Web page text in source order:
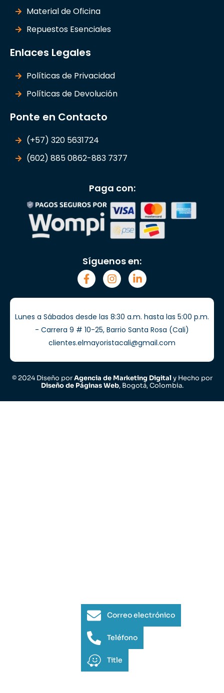
Material de Oficina
Repuestos Esenciales
Enlaces Legales
Políticas de Privacidad
Políticas de Devolución
Ponte en Contacto
(+57) 320 5631724
(602) 885 0862-883 7377
Paga con:
Síguenos en:
Lunes a Sábados desde las 8:30 a.m. hasta las 5:00 p.m.
- Carrera 9 # 10-25, Barrio Santa Rosa (Cali)
clientes.elmayoristacali@gmail.com
© 2024 Diseño porAgencia de Marketing Digitaly Hecho por
Diseño de Páginas Web, Bogotá, Colombia.
Correo electrónico
Teléfono
Title